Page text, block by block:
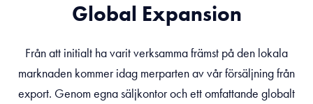
Global Expansion
Från att initialt ha varit verksamma främst på den lokala
marknaden kommer idag merparten av vår försäljning från
export. Genom egna säljkontor och ett omfattande globalt